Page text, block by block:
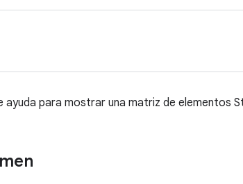
ayuda para mostrar una matriz de elementos